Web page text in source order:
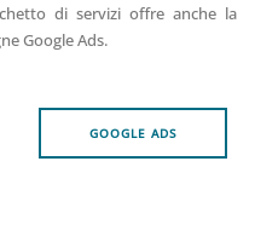
di servizi offre anche la
Google Ads.
GOOGLE ADS